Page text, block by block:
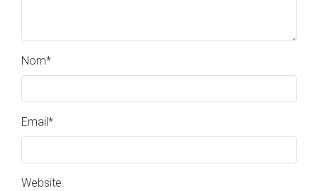
Nom*
Email*
Website